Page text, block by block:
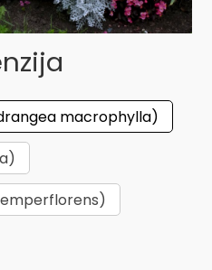
macrophylla)